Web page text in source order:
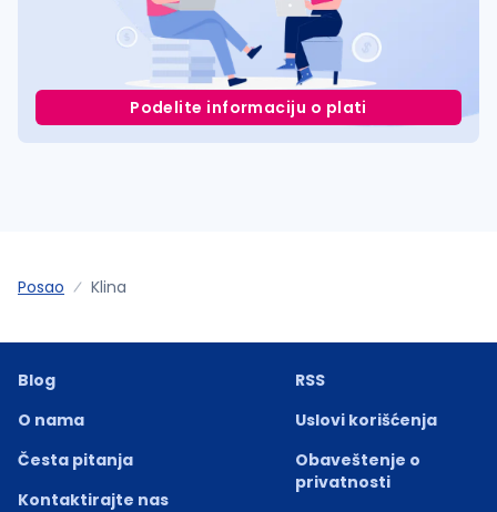
Podelite informaciju o plati
Posao Klina
Blog
O nama
Česta pitanja
Kontaktirajte nas
RSS
Uslovi korišćenja
Obaveštenje o
privatnosti